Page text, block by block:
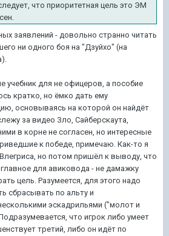
что приоритетная цель это ЭМ
заявлений - довольно странно читать
ни одного боя на "Дзуйхо" (на
учебник для не офицеров, а пособие
кратко, но ёмко дать ему
основываясь на которой он найдёт
за видео Зло, Сайберскаута,
в корне не согласен, но интересные
к победе, примечаю. Как-то я
но потом пришёл к выводу, что
для авиковода - не дамажку
цель. Разумеется, для этого надо
сбрасывать по альту и
эскадрильями ("молот и
что игрок либо умеет
третий, либо он идёт по